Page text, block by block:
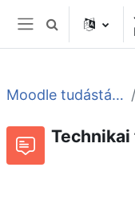
Tovább a fő tartalomhoz
Oldalpanel
Keresési
Moodle tudástár és fórum